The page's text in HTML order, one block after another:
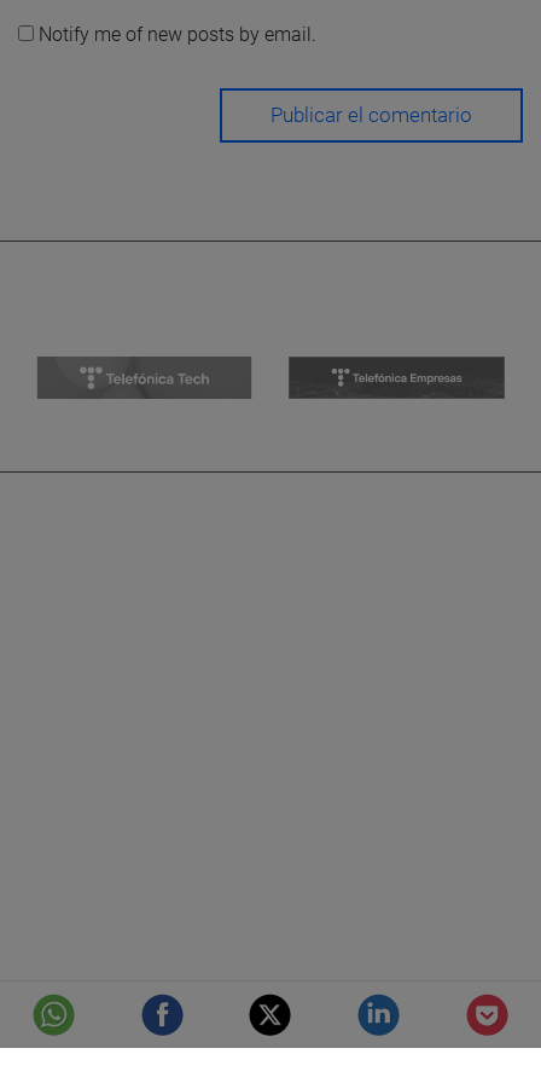
Notify me of new posts by email.